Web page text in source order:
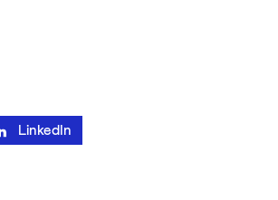
LinkedIn